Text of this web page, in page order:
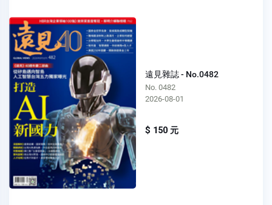
遠見雜誌 - No.0482
No. 0482
2026-08-01
$ 150 元